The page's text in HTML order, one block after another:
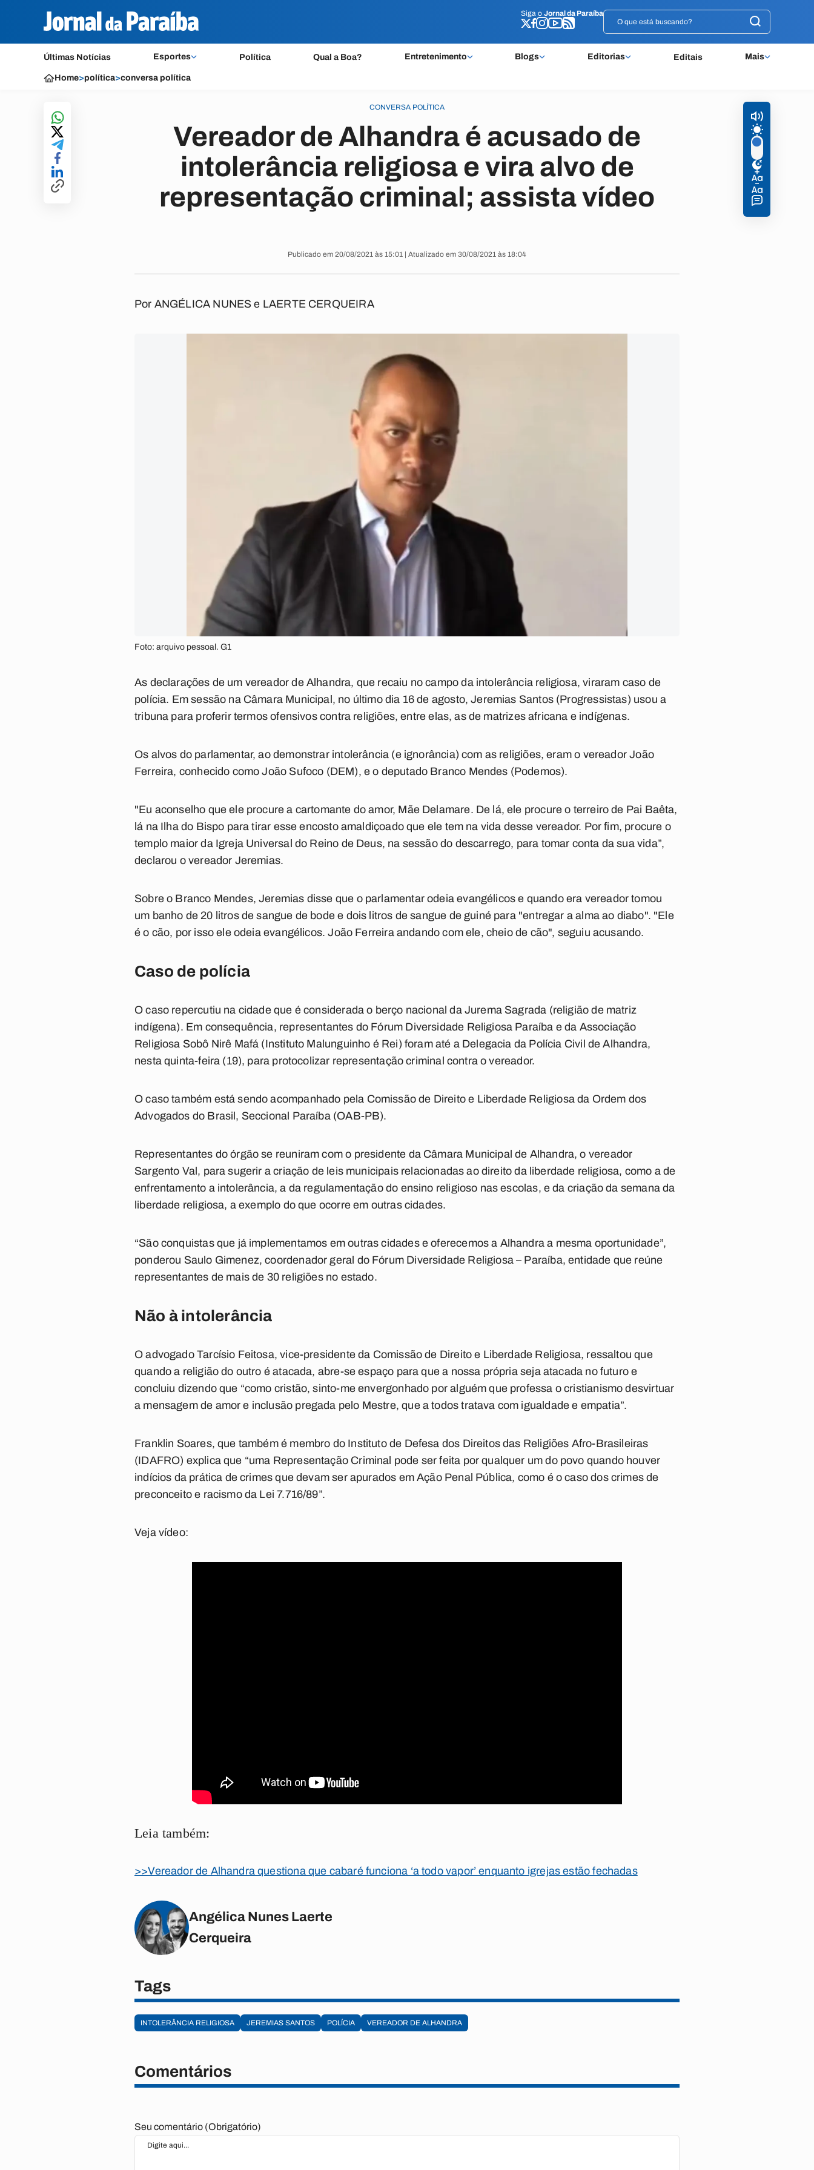
Siga o Jornal da Paraíba
Últimas Notícias Esportes Política Qual a Boa? Entretenimento Blogs Editorias Editais Mais
Siga o Jornal da Paraíba
Home>política>conversa política
CONVERSA POLÍTICA
Vereador de Alhandra é acusado de
intolerância religiosa e vira alvo de
representação criminal; assista vídeo
Publicado em 20/08/2021 às 15:01 | Atualizado em 30/08/2021 às 18:04
Por ANGÉLICA NUNES e LAERTE CERQUEIRA
Foto: arquivo pessoal. G1
As declarações de um vereador de Alhandra, que recaiu no campo da intolerância religiosa, viraram caso de
polícia. Em sessão na Câmara Municipal, no último dia 16 de agosto, Jeremias Santos (Progressistas) usou a
tribuna para proferir termos ofensivos contra religiões, entre elas, as de matrizes africana e indígenas.
Os alvos do parlamentar, ao demonstrar intolerância (e ignorância) com as religiões, eram o vereador João
Ferreira, conhecido como João Sufoco (DEM), e o deputado Branco Mendes (Podemos).
"Eu aconselho que ele procure a cartomante do amor, Mãe Delamare. De lá, ele procure o terreiro de Pai Baêta,
lá na Ilha do Bispo para tirar esse encosto amaldiçoado que ele tem na vida desse vereador. Por fim, procure o
templo maior da Igreja Universal do Reino de Deus, na sessão do descarrego, para tomar conta da sua vida”,
declarou o vereador Jeremias.
Sobre o Branco Mendes, Jeremias disse que o parlamentar odeia evangélicos e quando era vereador tomou
um banho de 20 litros de sangue de bode e dois litros de sangue de guiné para "entregar a alma ao diabo". "Ele
é o cão, por isso ele odeia evangélicos. João Ferreira andando com ele, cheio de cão", seguiu acusando.
Caso de polícia
O caso repercutiu na cidade que é considerada o berço nacional da Jurema Sagrada (religião de matriz
indígena). Em consequência, representantes do Fórum Diversidade Religiosa Paraíba e da Associação
Religiosa Sobô Nirê Mafá (Instituto Malunguinho é Rei) foram até a Delegacia da Polícia Civil de Alhandra,
nesta quinta-feira (19), para protocolizar representação criminal contra o vereador.
O caso também está sendo acompanhado pela Comissão de Direito e Liberdade Religiosa da Ordem dos
Advogados do Brasil, Seccional Paraíba (OAB-PB).
Representantes do órgão se reuniram com o presidente da Câmara Municipal de Alhandra, o vereador
Sargento Val, para sugerir a criação de leis municipais relacionadas ao direito da liberdade religiosa, como a de
enfrentamento a intolerância, a da regulamentação do ensino religioso nas escolas, e da criação da semana da
liberdade religiosa, a exemplo do que ocorre em outras cidades.
“São conquistas que já implementamos em outras cidades e oferecemos a Alhandra a mesma oportunidade”,
ponderou Saulo Gimenez, coordenador geral do Fórum Diversidade Religiosa – Paraíba, entidade que reúne
representantes de mais de 30 religiões no estado.
Não à intolerância
O advogado Tarcísio Feitosa, vice-presidente da Comissão de Direito e Liberdade Religiosa, ressaltou que
quando a religião do outro é atacada, abre-se espaço para que a nossa própria seja atacada no futuro e
concluiu dizendo que “como cristão, sinto-me envergonhado por alguém que professa o cristianismo desvirtuar
a mensagem de amor e inclusão pregada pelo Mestre, que a todos tratava com igualdade e empatia”.
Franklin Soares, que também é membro do Instituto de Defesa dos Direitos das Religiões Afro-Brasileiras
(IDAFRO) explica que “uma Representação Criminal pode ser feita por qualquer um do povo quando houver
indícios da prática de crimes que devam ser apurados em Ação Penal Pública, como é o caso dos crimes de
preconceito e racismo da Lei 7.716/89”.
Veja vídeo:
Leia também:
>>Vereador de Alhandra questiona que cabaré funciona ‘a todo vapor’ enquanto igrejas estão fechadas
Angélica Nunes Laerte
Cerqueira
Tags
INTOLERÂNCIA RELIGIOSA JEREMIAS SANTOS POLÍCIA VEREADOR DE ALHANDRA
Comentários
Seu comentário (Obrigatório)